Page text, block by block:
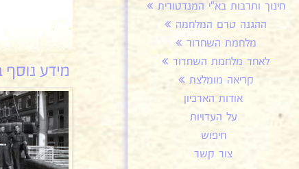
חינוך ותרבות בא"י המנדטורית
ההגנה טרם המלחמה
מלחמת השחרור
לאחר מלחמת השחרור
קריאה מומלצת
אודות הארכיון
על העדויות
חיפוש
צור קשר